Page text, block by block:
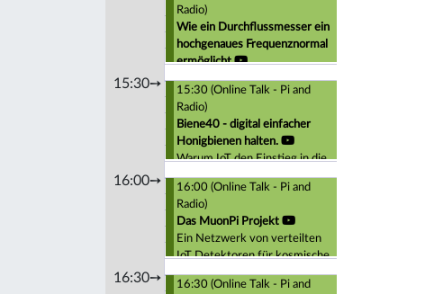
15:30➙
16:00➙
16:30➙
Radio)
Wie ein Durchflussmesser ein
hochgenaues Frequenznormal
ermöglicht
15:30 (Online Talk - Pi and
Radio)
Biene40 - digital einfacher
Honigbienen halten.
Warum IoT den Einstieg in die
Imkerei erleichtern kann.
16:00 (Online Talk - Pi and
Radio)
Das MuonPi Projekt
Ein Netzwerk von verteilten
IoT Detektoren für kosmische
Schauer
16:30 (Online Talk - Pi and